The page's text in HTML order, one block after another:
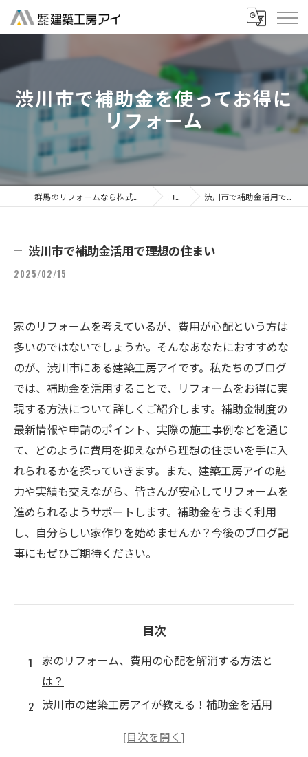
渋川市で補助金を使ってお得に
リフォーム
コラム 渋川市で補助金活用で理想の住まい
渋川市で補助金活用で理想の住まい
2025/02/15
家のリフォームを考えているが、費用が心配という方は
多いのではないでしょうか。そんなあなたにおすすめな
のが、渋川市にある建築工房アイです。私たちのブログ
では、補助金を活用することで、リフォームをお得に実
現する方法について詳しくご紹介します。補助金制度の
最新情報や申請のポイント、実際の施工事例などを通じ
て、どのように費用を抑えながら理想の住まいを手に入
れられるかを探っていきます。また、建築工房アイの魅
力や実績も交えながら、皆さんが安心してリフォームを
進められるようサポートします。補助金をうまく利用
し、自分らしい家作りを始めませんか？今後のブログ記
事にもぜひご期待ください。
目次
家のリフォーム、費用の心配を解消する方法と
は？
渋川市の建築工房アイが教える！補助金を活用
リフォームの夢を実現！最新の補助金制度を深